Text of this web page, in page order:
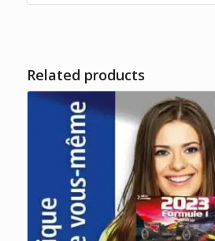
Related products